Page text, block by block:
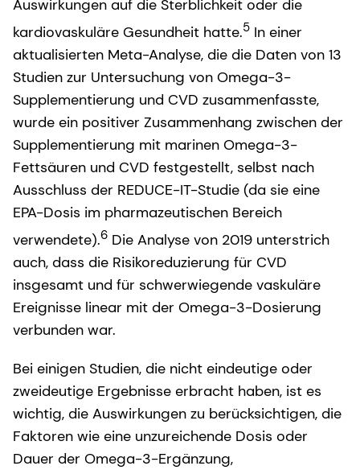
Auswirkungen auf die Sterblichkeit oder die
kardiovaskuläre Gesundheit hatte.5 In einer
aktualisierten Meta-Analyse, die die Daten von 13
Studien zur Untersuchung von Omega-3-
Supplementierung und CVD zusammenfasste,
wurde ein positiver Zusammenhang zwischen der
Supplementierung mit marinen Omega-3-
Fettsäuren und CVD festgestellt, selbst nach
Ausschluss der REDUCE-IT-Studie (da sie eine
EPA-Dosis im pharmazeutischen Bereich
verwendete).6 Die Analyse von 2019 unterstrich
auch, dass die Risikoreduzierung für CVD
insgesamt und für schwerwiegende vaskuläre
Ereignisse linear mit der Omega-3-Dosierung
verbunden war.
Bei einigen Studien, die nicht eindeutige oder
zweideutige Ergebnisse erbracht haben, ist es
wichtig, die Auswirkungen zu berücksichtigen, die
Faktoren wie eine unzureichende Dosis oder
Dauer der Omega-3-Ergänzung,